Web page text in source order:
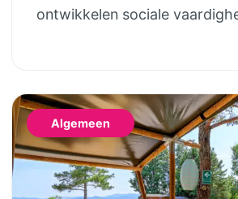
ontwikkelen sociale
aan financiële opvoeding,
om later bewuste keuzes te
hoeft helemaal niet
juist […]
Algemeen